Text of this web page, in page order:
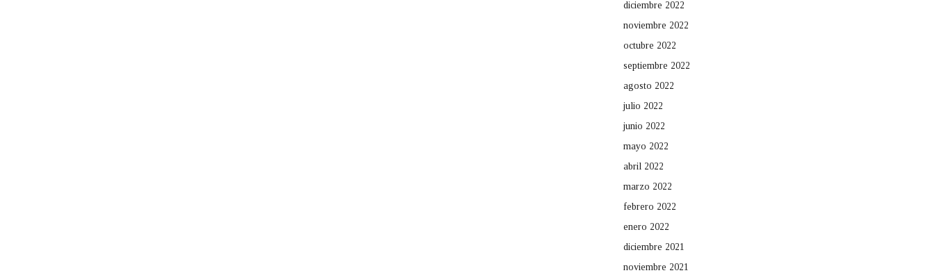
diciembre 2022
noviembre 2022
octubre 2022
septiembre 2022
agosto 2022
julio 2022
junio 2022
mayo 2022
abril 2022
marzo 2022
febrero 2022
enero 2022
diciembre 2021
noviembre 2021